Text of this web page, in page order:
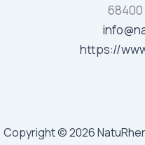
68400
https://
Copyright © 2026